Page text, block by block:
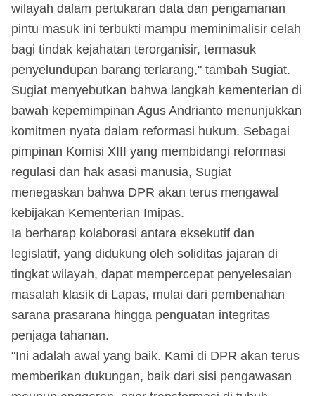
wilayah dalam pertukaran data dan pengamanan
pintu masuk ini terbukti mampu meminimalisir celah
bagi tindak kejahatan terorganisir, termasuk
penyelundupan barang terlarang," tambah Sugiat.
Sugiat menyebutkan bahwa langkah kementerian di
bawah kepemimpinan Agus Andrianto menunjukkan
komitmen nyata dalam reformasi hukum. Sebagai
pimpinan Komisi XIII yang membidangi reformasi
regulasi dan hak asasi manusia, Sugiat
menegaskan bahwa DPR akan terus mengawal
kebijakan Kementerian Imipas.
Ia berharap kolaborasi antara eksekutif dan
legislatif, yang didukung oleh soliditas jajaran di
tingkat wilayah, dapat mempercepat penyelesaian
masalah klasik di Lapas, mulai dari pembenahan
sarana prasarana hingga penguatan integritas
penjaga tahanan.
"Ini adalah awal yang baik. Kami di DPR akan terus
memberikan dukungan, baik dari sisi pengawasan